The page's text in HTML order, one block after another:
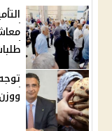
ووزن 70 جرامًا مع تطبيق الدعم النقدي